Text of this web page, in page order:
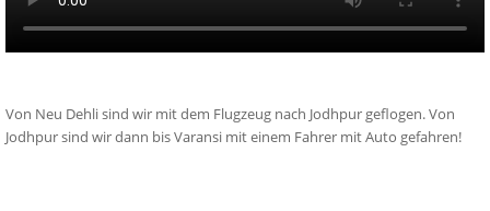
Von Neu Dehli sind wir mit dem Flugzeug nach Jodhpur geflogen. Von
Jodhpur sind wir dann bis Varansi mit einem Fahrer mit Auto gefahren!